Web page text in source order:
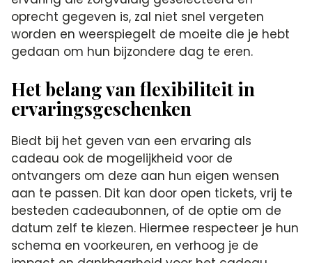
oprecht gegeven is, zal niet snel vergeten
worden en weerspiegelt de moeite die je hebt
gedaan om hun bijzondere dag te eren.
Het belang van flexibiliteit in
ervaringsgeschenken
Biedt bij het geven van een ervaring als
cadeau ook de mogelijkheid voor de
ontvangers om deze aan hun eigen wensen
aan te passen. Dit kan door open tickets, vrij te
besteden cadeaubonnen, of de optie om de
datum zelf te kiezen. Hiermee respecteer je hun
schema en voorkeuren, en verhoog je de